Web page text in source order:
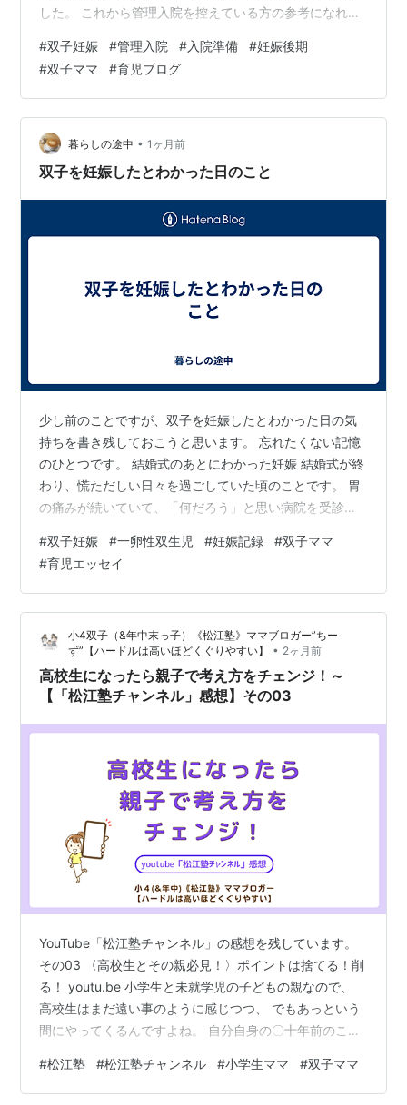
した。 これから管理入院を控えている方の参考になれば
含まれています。記事内では、実際に使って役立ったも
のを中心に、今なら持って行きたいと思うアイテムもあ
わせて紹介しています。 ① 吊り下げバッグ｜管理入院
のベッド周りが快適に 管理入院中は、ほとんどの時間を
ベッドの上で過ごしていました。 メガネやスマホ、
Switch、本、ノートなど、よく…
#双子妊娠 #管理入院 #入院準備 #妊娠後期
#双子ママ #育児ブログ
暮らしの途中 • 1ヶ月前
双子を妊娠したとわかった日のこと
少し前のことですが、双子を妊娠したとわかった日の気
持ちを書き残しておこうと思います。 忘れたくない記憶
のひとつです。 結婚式のあとにわかった妊娠 結婚式が終
わり、慌ただしい日々を過ごしていた頃のことです。 胃
の痛みが続いていて、「何だろう」と思い病院を受診し
科の受診を勧められ、検査をした結果、妊娠がわかりま
した。 その時、医師から言われた言葉があります。 「影
が2つあるかもしれません」 ただ、この段階ではまだは
っきりとは分からず、 「1週間後にもう一度来てくださ
い」 と言われました。 正直、その時はあまり実感があり
ませんでした。 妊娠したこと…
#双子妊娠 #一卵性双生児 #妊娠記録 #双子ママ
#育児エッセイ
小4双子（&年中末っ子）《松江塾》ママブロガー”ちー
ず”【ハードルは高いほどくぐりやすい】
• 2ヶ月前
高校生になったら親子で考え方をチェンジ！～
【「松江塾チャンネル」感想】その03
YouTube「松江塾チャンネル」の感想を残しています。
その03 〈高校生とその親必見！〉ポイントは捨てる！削
る！ youtu.be 小学生と未就学児の子どもの親なので、
高校生はまだ遠い事のように感じつつ、 でもあっという
間にやってくるんですよね。 自分自身の〇十年前のこと
ていても、本当に忙しいんだなと思う高校生。 その中
で、どうやるか、なんですよね。 考え方を中学生からが
#松江塾 #松江塾チャンネル #小学生ママ #双子ママ